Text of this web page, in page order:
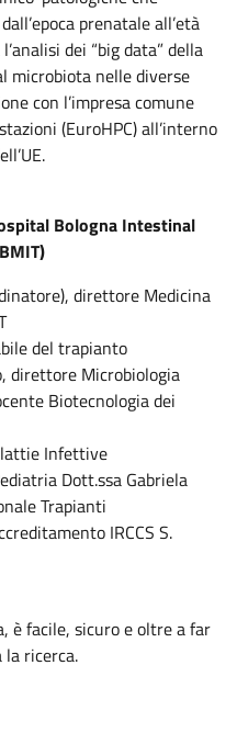
prenatale all’età
dei “big data” della
microbiota nelle diverse
con l’impresa comune
(EuroHPC) all’interno
Bologna Intestinal
direttore Medicina
del trapianto
direttore Microbiologia
Biotecnologia dei
Infettive
Dott.ssa Gabriela
Trapianti
IRCCS S.
è facile, sicuro e oltre a far
ricerca.